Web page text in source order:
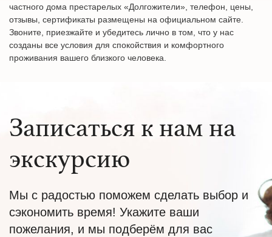
частного дома престарелых «Долгожители», телефон, цены,
отзывы, сертификаты размещены на официальном сайте.
Звоните, приезжайте и убедитесь лично в том, что у нас
созданы все условия для спокойствия и комфортного
проживания вашего близкого человека.
Записаться к нам на
экскурсию
Мы с радостью поможем сделать выбор и
сэкономить время! Укажите ваши
пожелания, и мы подберём для вас